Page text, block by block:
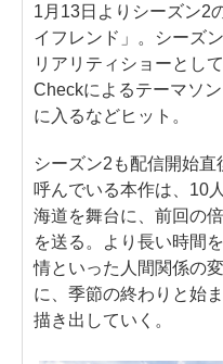
1月13日よりシーズン2
イフレンド」。シーズ
リアリティショーとし
Checkによるテーマソ
に入るなどヒット。
シーズン2も配信開始
呼んでいる本作は、10
海道を舞台に、前回の
を送る。より長い時間
情といった人間関係の
に、季節の終わりと始
描き出していく。